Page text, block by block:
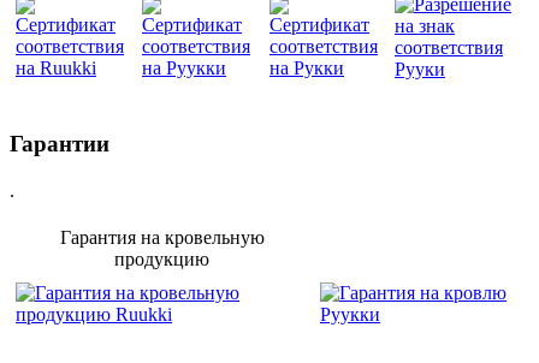
Гарантии
.
Гарантия на кровельную
продукцию